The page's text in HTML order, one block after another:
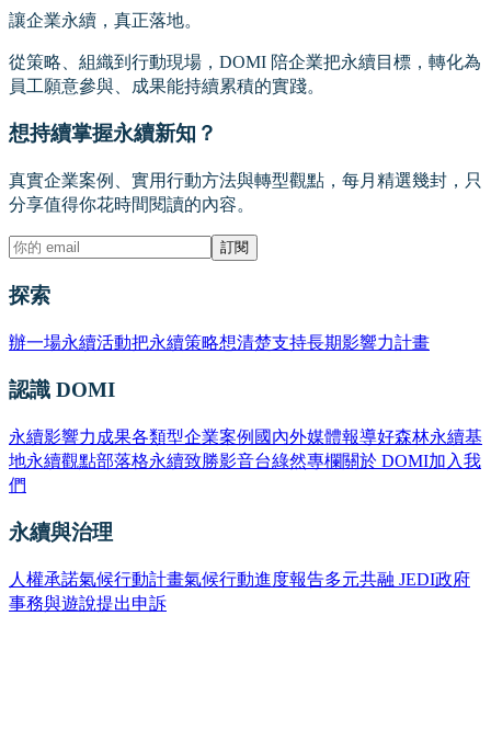
讓企業永續，真正落地。
從策略、組織到行動現場，DOMI 陪企業把永續目標，轉化為
員工願意參與、成果能持續累積的實踐。
想持續掌握永續新知？
真實企業案例、實用行動方法與轉型觀點，每月精選幾封，只
分享值得你花時間閱讀的內容。
訂閱
探索
辦一場永續活動把永續策略想清楚支持長期影響力計畫
認識 DOMI
永續影響力成果各類型企業案例 國內外媒體報導好森林永續基
地永續觀點部落格永續致勝影音台綠然專欄關於 DOMI加入我
們
永續與治理
人權承諾氣候行動計畫氣候行動進度報告多元共融 JEDI政府
事務與遊說提出申訴